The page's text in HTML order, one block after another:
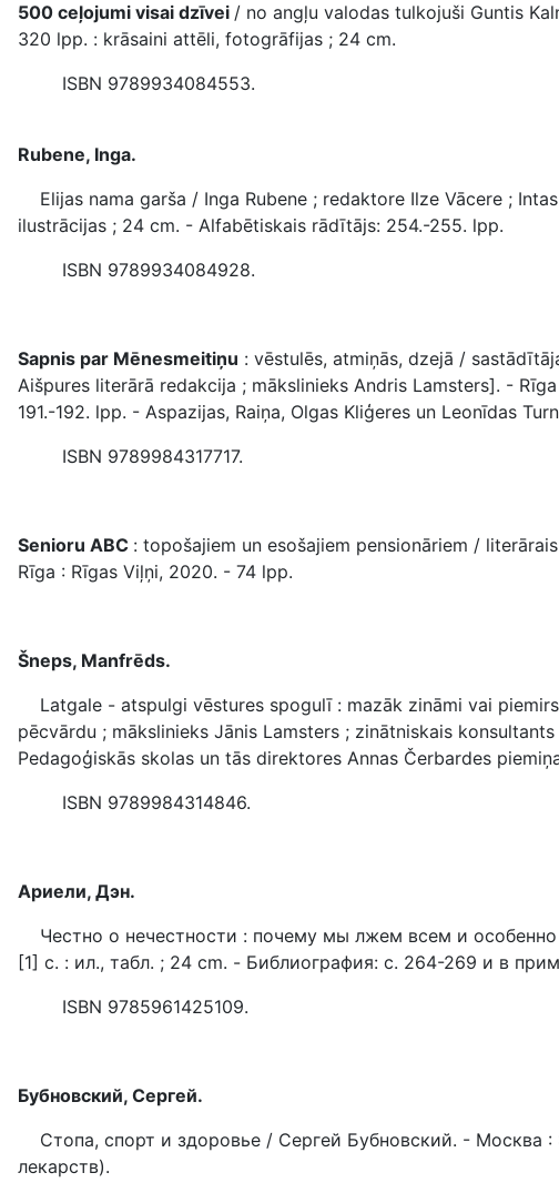
500 ceļojumi visai dzīvei / no angļu valodas tulkojuši Guntis
320 lpp. : krāsaini attēli, fotogrāfijas ; 24 cm.
ISBN 9789934084553.
Rubene, Inga.
Elijas nama garša / Inga Rubene ; redaktore Ilze Vācere ;
ilustrācijas ; 24 cm. - Alfabētiskais rādītājs: 254.-255. lpp.
ISBN 9789934084928.
Sapnis par Mēnesmeitiņu : vēstulēs, atmiņās, dzejā /
Aišpures literārā redakcija ; mākslinieks Andris Lamsters]. -
191.-192. lpp. - ‍Aspazijas, Raiņa, Olgas Kliģeres un Leonīdas
ISBN 9789984317717.
Senioru ABC : topošajiem un esošajiem pensionāriem /
Rīga : Rīgas Viļņi, 2020. - 74 lpp.
Šneps, Manfrēds.
Latgale - atspulgi vēstures spogulī : mazāk zināmi vai
pēcvārdu ; mākslinieks Jānis Lamsters ; zinātniskais
Pedagoģiskās skolas un tās direktores Annas Čerbardes
ISBN 9789984314846.
Ариели, Дэн.
Честно о нечестности : почему мы лжем всем и
[1] с. : ил., табл. ; 24 cm. - Библиография: с. 264-269 и в
ISBN 9785961425109.
Бубновский, Сергей.
Стопа, спорт и здоровье / Сергей Бубновский. - Москва :
лекарств).